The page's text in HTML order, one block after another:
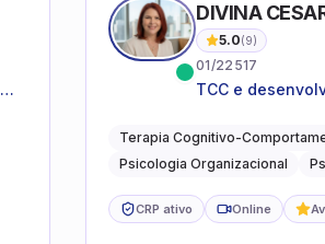
DIVINA
5.0(9)
01/22517
TCC e
Terapia Cognitivo-
Psicologia Organizacional
CRP ativo Online